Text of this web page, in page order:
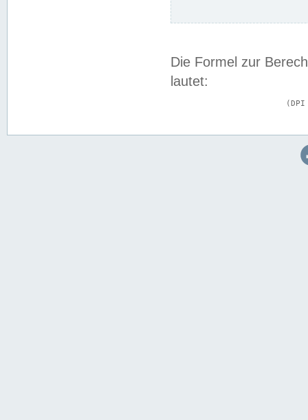
Die Formel zur
lautet: